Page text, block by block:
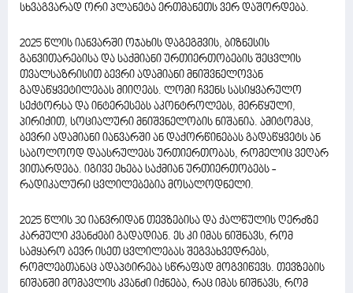
სხვაგვარად ორი პლანეტა ერთმანეთს ვერ დაშორდება.
2025 წლის იანვარში ოჯახის დაგეგმვის, ბიზნესის
განვითარებისა და საქმიანი ურთიერთობების შეცვლის
თვალსაზრისით ბევრი ადამიანი მნიშვნელოვან
გადაწყვეტილებას მიიღებს. ლომი ჩვენს სასიყვარულო
სექტორსა და ინტერესებს აკონტროლებს, მერწყული,
პირიქით, სოციალური მნიშვნელობის ნიშანია. ამიტომაც,
ბევრი ადამიანი იანვარში ან დაქორწინებას გადაწყვეტს ან
საბოლოოდ დაასრულებს ურთიერთობას, რომელიც ვეღარ
ვითარდება. იგივე ეხება საქმიან ურთიერთობებს -
რადიკალური ცვლილებებია მოსალოდნელი.
2025 წლის 30 იანვრიდან თევზებისა და ქალწულის ღერძზე
კარმული კვანძები გადადიან. ეს კი იმას ნიშნავს, რომ
სამყარო ბევრ ისეთ ცვლილებას შეგვახვედრებს,
რომლებთანაც ადაპტირება სწრაფად მოგვიწევს. თევზების
ნიშანში მომავლის კვანძი იქნება, რაც იმას ნიშნავს, რომ